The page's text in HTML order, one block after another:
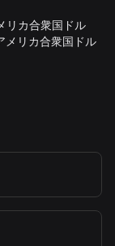
リカ合衆国ドル
メリカ合衆国ドル